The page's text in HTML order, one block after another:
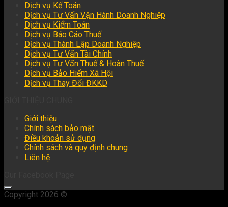
Dịch vụ Kế Toán
Dịch vụ Tư Vấn Vận Hành Doanh Nghiệp
Dịch vụ Kiểm Toán
Dịch vụ Báo Cáo Thuế
Dịch vụ Thành Lập Doanh Nghiệp
Dịch vụ Tư Vấn Tài Chính
Dịch vụ Tư Vấn Thuế & Hoàn Thuế
Dịch vụ Bảo Hiểm Xã Hội
Dịch vụ Thay Đổi ĐKKD
Giới thiệu
Chính sách bảo mật
Điều khoản sử dụng
Chính sách và quy định chung
Liên hệ
Copyright 2026 ©